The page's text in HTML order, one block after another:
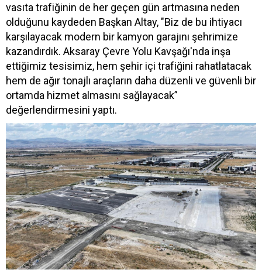
vasıta trafiğinin de her geçen gün artmasına neden
olduğunu kaydeden Başkan Altay, "Biz de bu ihtiyacı
karşılayacak modern bir kamyon garajını şehrimize
kazandırdık. Aksaray Çevre Yolu Kavşağı'nda inşa
ettiğimiz tesisimiz, hem şehir içi trafiğini rahatlatacak
hem de ağır tonajlı araçların daha düzenli ve güvenli bir
ortamda hizmet almasını sağlayacak”
değerlendirmesini yaptı.